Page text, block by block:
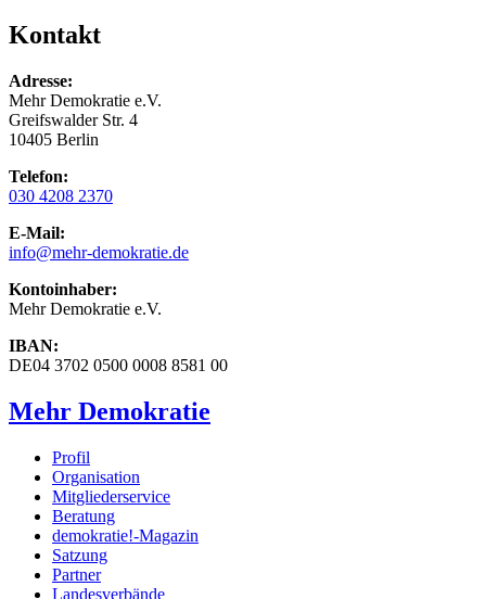
Kontakt
Adresse:
Mehr Demokratie e.V.
Greifswalder Str. 4
10405 Berlin
Telefon:
030 4208 2370
E-Mail:
info@mehr-demokratie.de
Kontoinhaber:
Mehr Demokratie e.V.
IBAN:
DE04 3702 0500 0008 8581 00
Mehr Demokratie
Profil
Organisation
Mitgliederservice
Beratung
demokratie!-Magazin
Satzung
Partner
Landesverbände